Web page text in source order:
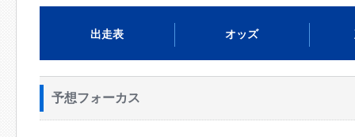
出走表 オッズ
予想フォーカス